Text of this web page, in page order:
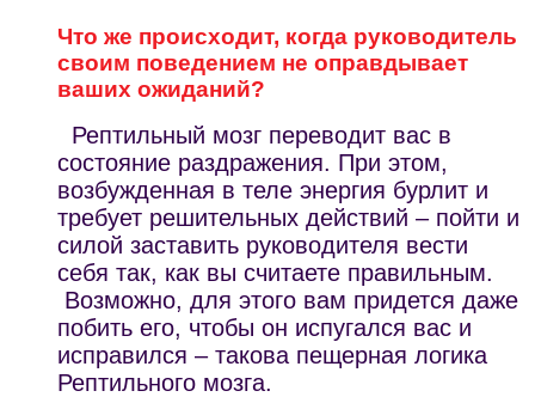
Что же происходит, когда руководитель
своим поведением не оправдывает
ваших ожиданий?
Рептильный мозг переводит вас в
состояние раздражения. При этом,
возбужденная в теле энергия бурлит и
требует решительных действий – пойти и
силой заставить руководителя вести
себя так, как вы считаете правильным.
Возможно, для этого вам придется даже
побить его, чтобы он испугался вас и
исправился – такова пещерная логика
Рептильного мозга.